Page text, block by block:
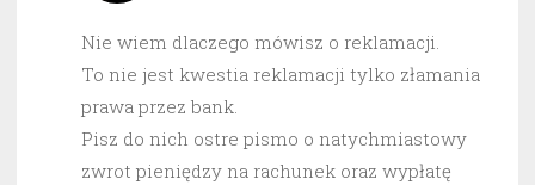
Nie wiem dlaczego mówisz o reklamacji.
To nie jest kwestia reklamacji tylko złamania
prawa przez bank.
Pisz do nich ostre pismo o natychmiastowy
zwrot pieniędzy na rachunek oraz wypłatę